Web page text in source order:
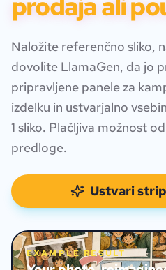
Naložite referenčno sliko,
dovolite LlamaGen, da jo
pripravljene panele za
izdelku in ustvarjalno
1 sliko. Plačljiva možnost
predloge.
Ustvari
EXAMPLE RESULT